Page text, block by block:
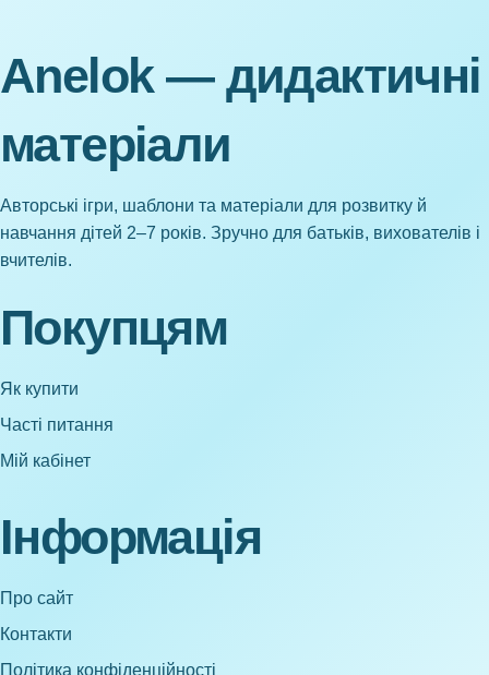
Anelok — дидактичні
матеріали
Авторські ігри, шаблони та матеріали для розвитку й
навчання дітей 2–7 років. Зручно для батьків, вихователів і
вчителів.
Покупцям
Як купити
Часті питання
Мій кабінет
Інформація
Про сайт
Контакти
Політика конфіденційності